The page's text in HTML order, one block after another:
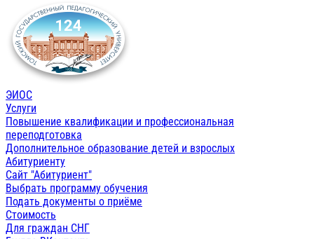
ЭИОС
Услуги
Повышение квалификации и профессиональная
переподготовка
Дополнительное образование детей и взрослых
Абитуриенту
Сайт "Абитуриент"
Выбрать программу обучения
Подать документы о приёме
Стоимость
Для граждан СНГ